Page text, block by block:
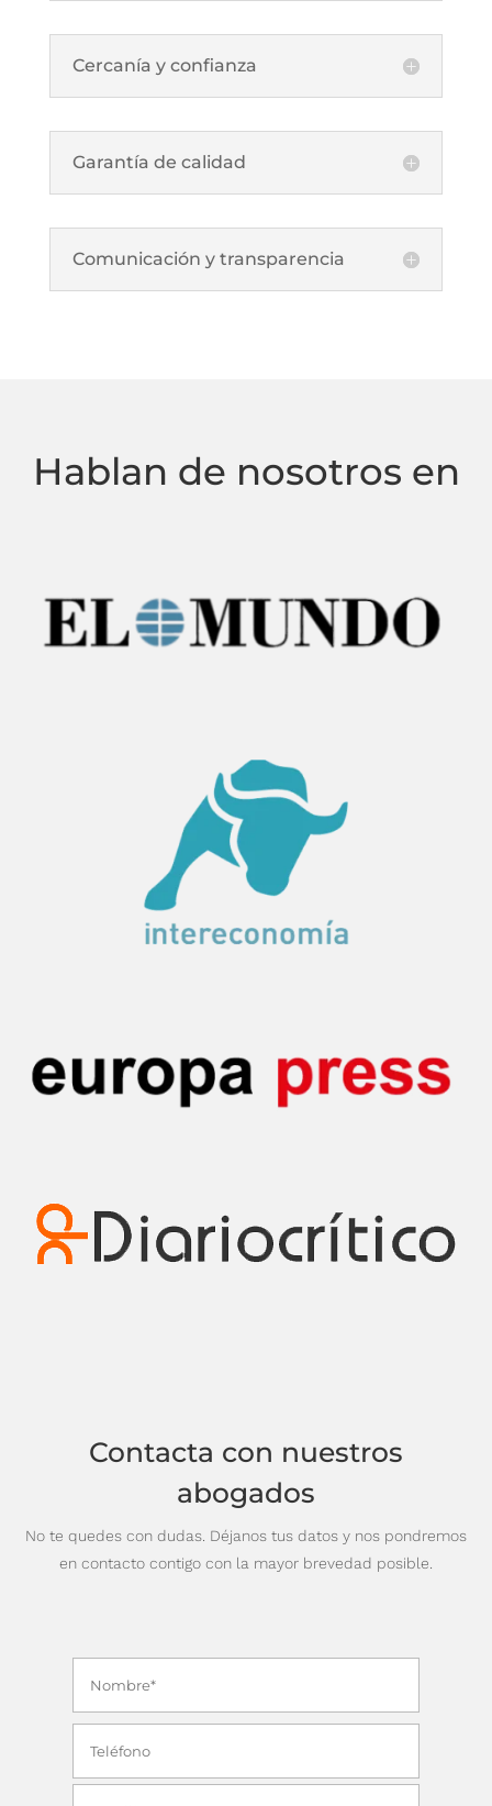
Cercanía y confianza
Garantía de calidad
Comunicación y transparencia
Hablan de nosotros en
Contacta con nuestros
abogados
No te quedes con dudas. Déjanos tus datos y nos pondremos
en contacto contigo con la mayor brevedad posible.